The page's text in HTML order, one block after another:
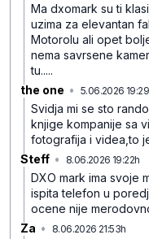
Ma dxomark su ti
uzima za elevantan
Motorolu ali opet
nema savrsene
tu.....
the one • 5.06.2026
Svidja mi se sto
knjige kompanije sa
fotografija i videa,to
Steff • 8.06.2026 19:22h
DXO mark ima svoje
ispita telefon u
ocene nije
Za • 8.06.2026 21:53h